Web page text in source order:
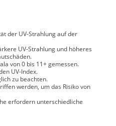
der UV-Strahlung auf der
UV-Strahlung und höheres
von 0 bis 11+ gemessen.
UV-Index.
zu beachten.
werden, um das Risiko von
erfordern unterschiedliche